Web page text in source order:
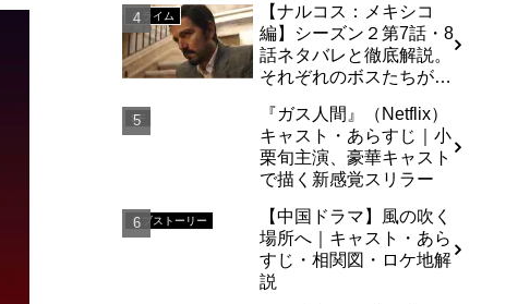
クライム
【ナルコス：メキシコ
編】シーズン２第7話・8
話ネタバレと徹底解説。
それぞれのボスたちが動
SF
『ガス人間』（Netflix）
キャスト・あらすじ｜小
栗旬主演、豪華キャスト
で描く新感覚スリラー
ラブストーリー
【中国ドラマ】風の吹く
場所へ｜キャスト・あら
すじ・相関図・ロケ地解
説